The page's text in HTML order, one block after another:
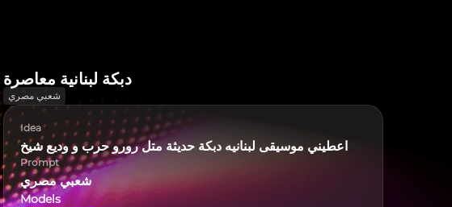
دبكة لبنانية معاصرة
شعبي مصري
Idea
اعطيني موسيقى لبنانيه دبكة حديثة متل رورو حرب و وديع شيخ
Prompt
شعبي مصري
Models